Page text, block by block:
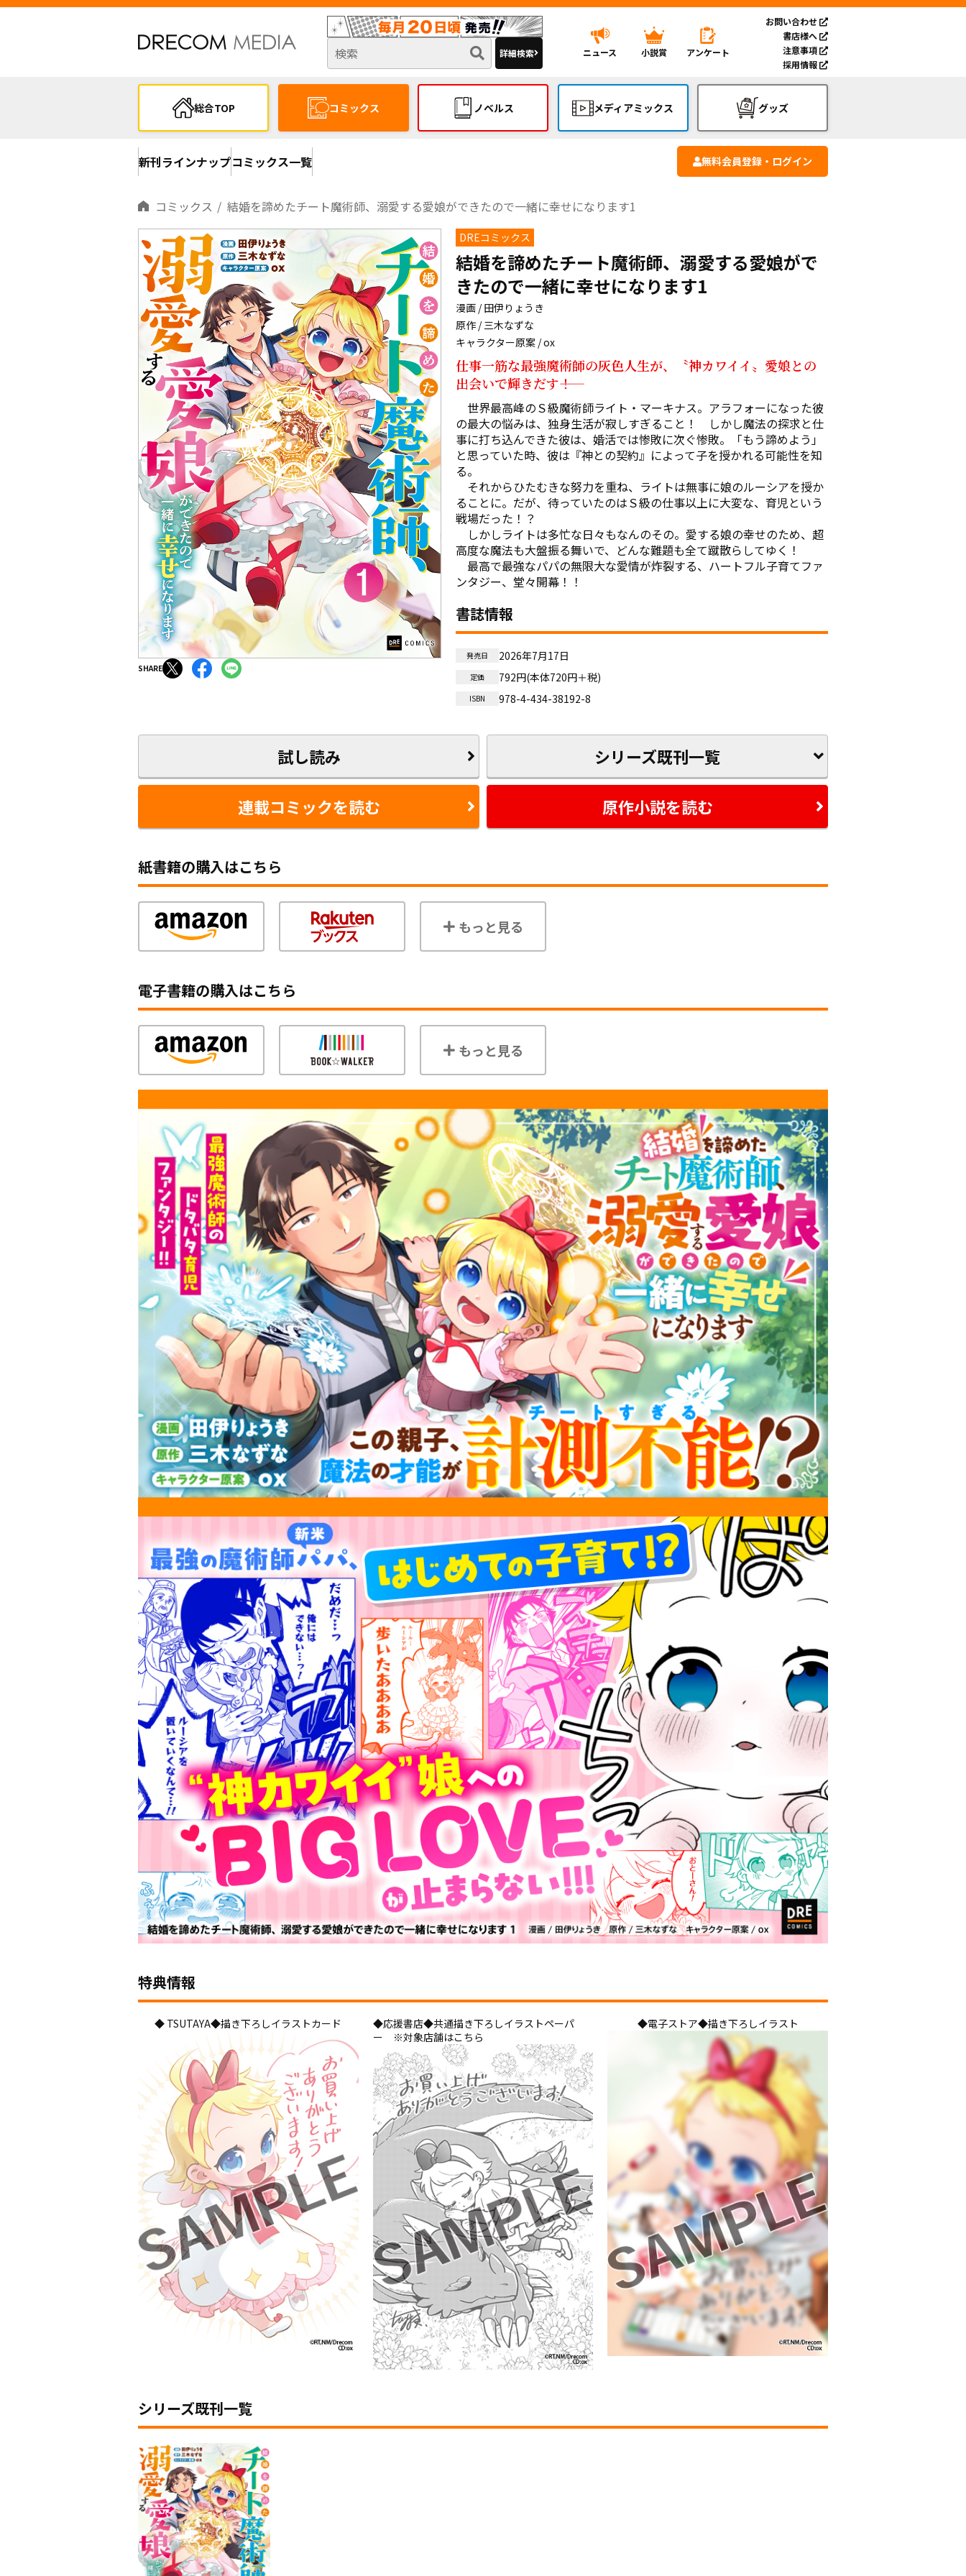
詳細検索 ニュース 小説賞 アンケート
お問い合わせ
書店様へ
注意事項
採用情報
総合TOP コミックス ノベルス メディアミックス グッズ
新刊ラインナップコミックス一覧 無料会員登録・ログイン
コミックス 結婚を諦めたチート魔術師、溺愛する愛娘ができたので一緒に幸せになります1
SHARE
DREコミックス
結婚を諦めたチート魔術師、溺愛する愛娘がで
きたので一緒に幸せになります1
漫画 / 田伊りょうき
原作 / 三木なずな
キャラクター原案 / ox
仕事一筋な最強魔術師の灰色人生が、〝神カワイイ〟愛娘との
出会いで輝きだす――！
世界最高峰のＳ級魔術師ライト・マーキナス。アラフォーになった彼
の最大の悩みは、独身生活が寂しすぎること！　しかし魔法の探求と仕
事に打ち込んできた彼は、婚活では惨敗に次ぐ惨敗。「もう諦めよう」
と思っていた時、彼は『神との契約』によって子を授かれる可能性を知
る。
それからひたむきな努力を重ね、ライトは無事に娘のルーシアを授か
ることに。だが、待っていたのはＳ級の仕事以上に大変な、育児という
戦場だった！？
しかしライトは多忙な日々もなんのその。愛する娘の幸せのため、超
高度な魔法も大盤振る舞いで、どんな難題も全て蹴散らしてゆく！
最高で最強なパパの無限大な愛情が炸裂する、ハートフル子育てファ
ンタジー、堂々開幕！！
書誌情報
発売日 2026年7月17日
定価 792円(本体720円＋税)
ISBN 978-4-434-38192-8
試し読み シリーズ既刊一覧
連載コミックを読む 原作小説を読む
紙書籍の購入はこちら
もっと見る
電子書籍の購入はこちら
もっと見る
特典情報
◆ TSUTAYA◆描き下ろしイラストカード
◆応援書店◆共通描き下ろしイラストペーパ
ー ※対象店舗はこちら
◆電子ストア◆描き下ろしイラスト
シリーズ既刊一覧